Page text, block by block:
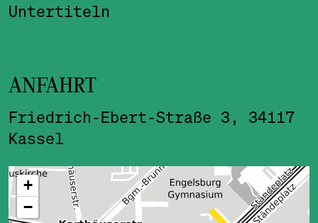
Untertiteln
ANFAHRT
Friedrich-Ebert-Straße 3, 34117
Kassel
ˇ